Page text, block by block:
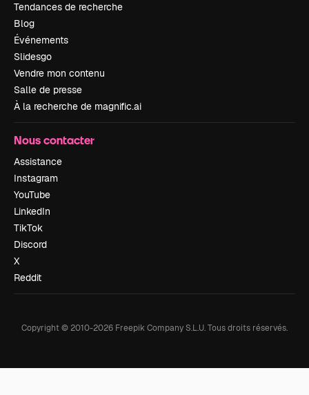
Tendances de recherche
Blog
Événements
Slidesgo
Vendre mon contenu
Salle de presse
À la recherche de magnific.ai
Nous contacter
Assistance
Instagram
YouTube
LinkedIn
TikTok
Discord
X
Reddit
Copyright © 2010-2026 Freepik Company S.L.U.Tous droits réservés.